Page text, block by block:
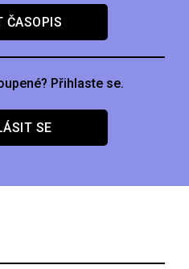
ČASOPIS
Přihlaste se.
SE